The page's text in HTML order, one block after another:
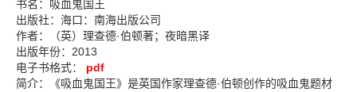
书名：吸血鬼国王
出版社：海口：南海出版公司
作者：（英）理查德·伯顿著；夜暗黑译
出版年份：2013
电子书格式：
pdf
简介：《吸血鬼国王》是英国作家理查德·伯顿创作的吸血鬼题材